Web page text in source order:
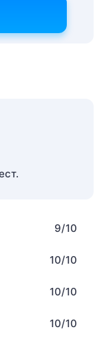
9/10
10/10
10/10
10/10